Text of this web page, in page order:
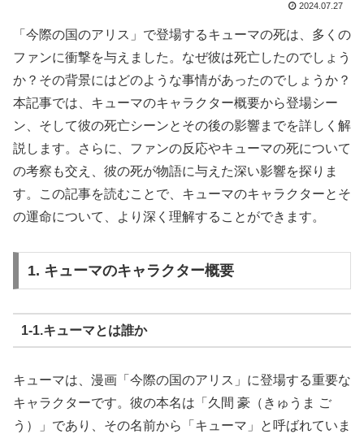
2024.07.27
「今際の国のアリス」で登場するキューマの死は、多くの
ファンに衝撃を与えました。なぜ彼は死亡したのでしょう
か？その背景にはどのような事情があったのでしょうか？
本記事では、キューマのキャラクター概要から登場シー
ン、そして彼の死亡シーンとその後の影響までを詳しく解
説します。さらに、ファンの反応やキューマの死について
の考察も交え、彼の死が物語に与えた深い影響を探りま
す。この記事を読むことで、キューマのキャラクターとそ
の運命について、より深く理解することができます。
1. キューマのキャラクター概要
1‐1.キューマとは誰か
キューマは、漫画「今際の国のアリス」に登場する重要な
キャラクターです。彼の本名は「久間 豪（きゅうま ご
う）」であり、その名前から「キューマ」と呼ばれていま